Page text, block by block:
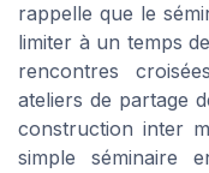
rappelle que le
limiter à un temps
rencontres
ateliers de partage
construction inter
simple séminaire